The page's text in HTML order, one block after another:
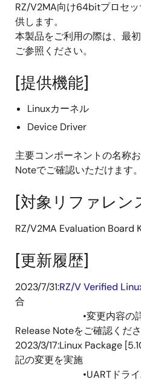
RZ/V2MA向け64bitプロセ
供します。
本製品をご利用の際は、最
ご参照ください。
[提供機能]
Linuxカーネル
Device Driver
主要コンポーネントの名称
Noteでご確認いただけます。
[対象リファレン
RZ/V2MA Evaluation Board
[更新履歴]
2023/7/31:RZ/V Verified
合
•変更内容の詳細に
Release Noteをご確認くださ
2023/3/17:Linux Package
記の変更を実施
•UARTドライバ応